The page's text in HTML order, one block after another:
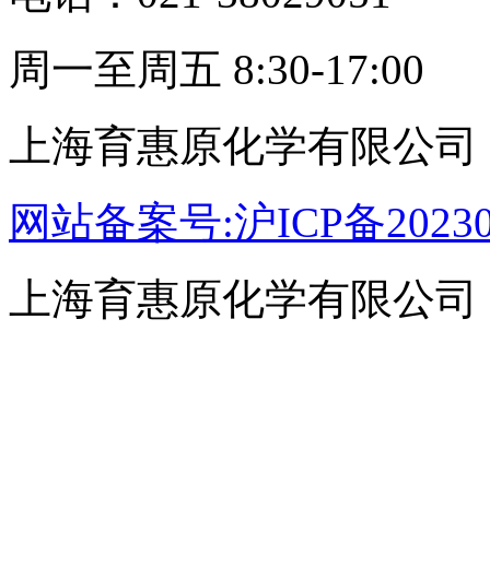
周一至周五 8:30-17:00
上海育惠原化学有限公司
网站备案号:沪ICP备
上海育惠原化学有限公司